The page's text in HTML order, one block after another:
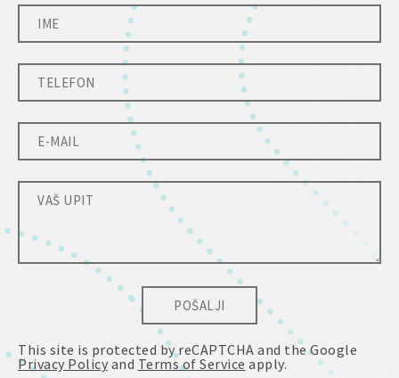
POŠALJI
This site is protected by reCAPTCHA and the Google
Privacy Policy and Terms of Service apply.